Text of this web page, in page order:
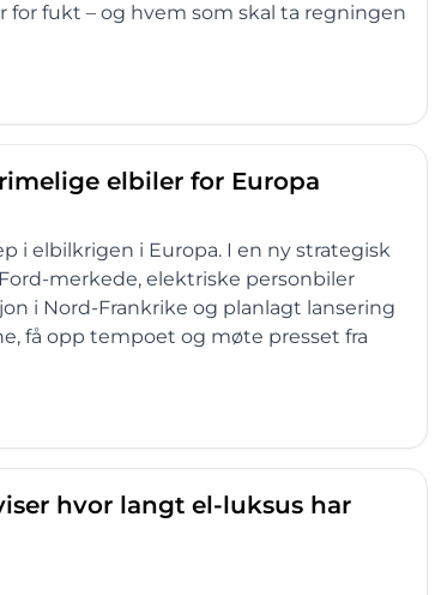
fukt – og hvem som skal ta regningen
elbiler for Europa
i elbilkrigen i Europa. I en ny strategisk
merkede, elektriske personbiler
i Nord-Frankrike og planlagt lansering
få opp tempoet og møte presset fra
hvor langt el-luksus har